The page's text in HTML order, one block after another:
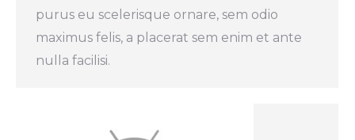
purus eu scelerisque ornare, sem odio
maximus felis, a placerat sem enim et ante
nulla facilisi.